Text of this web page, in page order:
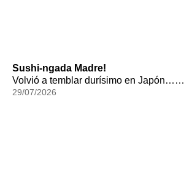
Sushi-ngada Madre!
Volvió a temblar durísimo en Japón……
29/07/2026